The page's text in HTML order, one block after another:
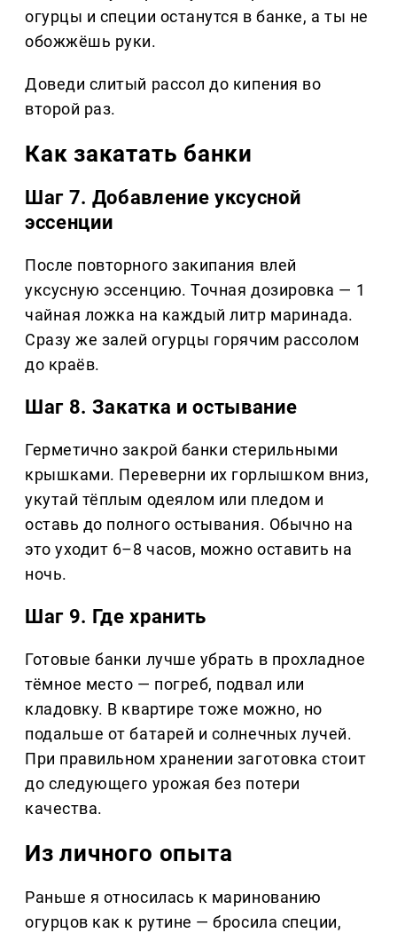
огурцы и специи останутся в банке, а ты не
обожжёшь руки.
Доведи слитый рассол до кипения во
второй раз.
Как закатать банки
Шаг 7. Добавление уксусной
эссенции
После повторного закипания влей
уксусную эссенцию. Точная дозировка — 1
чайная ложка на каждый литр маринада.
Сразу же залей огурцы горячим рассолом
до краёв.
Шаг 8. Закатка и остывание
Герметично закрой банки стерильными
крышками. Переверни их горлышком вниз,
укутай тёплым одеялом или пледом и
оставь до полного остывания. Обычно на
это уходит 6–8 часов, можно оставить на
ночь.
Шаг 9. Где хранить
Готовые банки лучше убрать в прохладное
тёмное место — погреб, подвал или
кладовку. В квартире тоже можно, но
подальше от батарей и солнечных лучей.
При правильном хранении заготовка стоит
до следующего урожая без потери
качества.
Из личного опыта
Раньше я относилась к маринованию
огурцов как к рутине — бросила специи,